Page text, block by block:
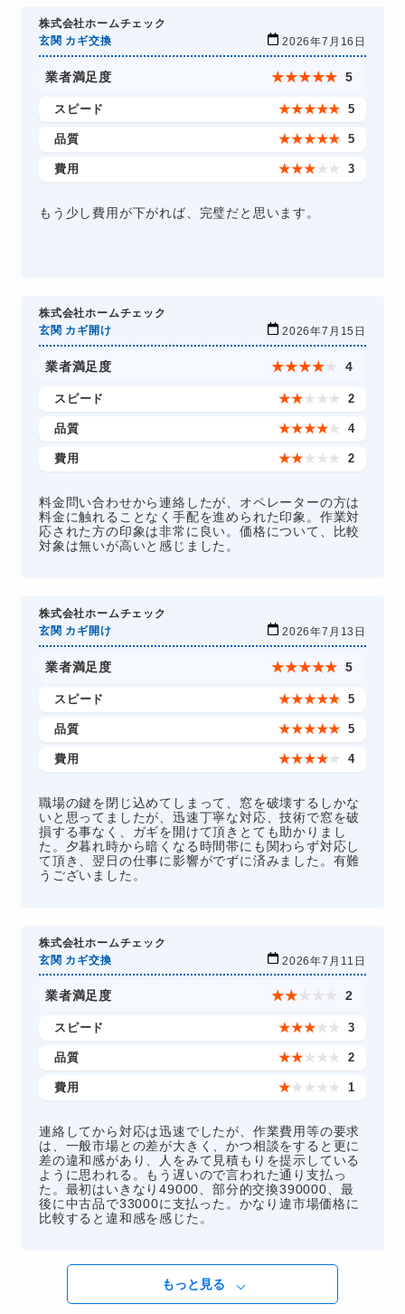
株式会社ホームチェック
玄関 カギ交換
2026年7月16日
業者満足度 ★★★★★ 5
スピード ★★★★★ 5
品質 ★★★★★ 5
費用 ★★★ ★ ★ 3
もう少し費用が下がれば、完璧だと思います。
株式会社ホームチェック
玄関 カギ開け
2026年7月15日
業者満足度 ★★★★★ 4
スピード ★★ ★ ★ ★ 2
品質 ★★★★★ 4
費用 ★★ ★ ★ ★ 2
料金問い合わせから連絡したが、オペレーターの方は
料金に触れることなく手配を進められた印象。作業対
応された方の印象は非常に良い。価格について、比較
対象は無いが高いと感じました。
株式会社ホームチェック
玄関 カギ開け
2026年7月13日
業者満足度 ★★★★★ 5
スピード ★★★★★ 5
品質 ★★★★★ 5
費用 ★★★★★ 4
職場の鍵を閉じ込めてしまって、窓を破壊するしかな
いと思ってましたが、迅速丁寧な対応、技術で窓を破
損する事なく、ガギを開けて頂きとても助かりまし
た。夕暮れ時から暗くなる時間帯にも関わらず対応し
て頂き、翌日の仕事に影響がでずに済みました。有難
うございました。
株式会社ホームチェック
玄関 カギ交換
2026年7月11日
業者満足度 ★★ ★ ★ ★ 2
スピード ★★★ ★ ★ 3
品質 ★★ ★ ★ ★ 2
費用 ★ ★ ★ ★ ★ 1
連絡してから対応は迅速でしたが、作業費用等の要求
は、一般市場との差が大きく、かつ相談をすると更に
差の違和感があり、人をみて見積もりを提示している
ように思われる。もう遅いので言われた通り支払っ
た。最初はいきなり49000、部分的交換390000、最
後に中古品で33000に支払った。かなり違市場価格に
比較すると違和感を感じた。
もっと見る